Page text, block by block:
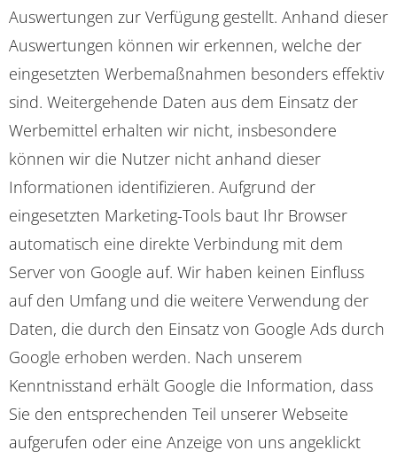
Auswertungen zur Verfügung gestellt. Anhand dieser
Auswertungen können wir erkennen, welche der
eingesetzten Werbemaßnahmen besonders effektiv
sind. Weitergehende Daten aus dem Einsatz der
Werbemittel erhalten wir nicht, insbesondere
können wir die Nutzer nicht anhand dieser
Informationen identifizieren. Aufgrund der
eingesetzten Marketing-Tools baut Ihr Browser
automatisch eine direkte Verbindung mit dem
Server von Google auf. Wir haben keinen Einfluss
auf den Umfang und die weitere Verwendung der
Daten, die durch den Einsatz von Google Ads durch
Google erhoben werden. Nach unserem
Kenntnisstand erhält Google die Information, dass
Sie den entsprechenden Teil unserer Webseite
aufgerufen oder eine Anzeige von uns angeklickt